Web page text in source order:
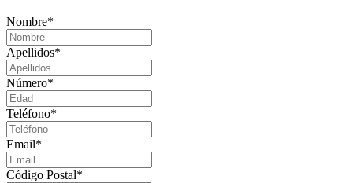
Nombre*
Apellidos*
Número*
Teléfono*
Email*
Código Postal*